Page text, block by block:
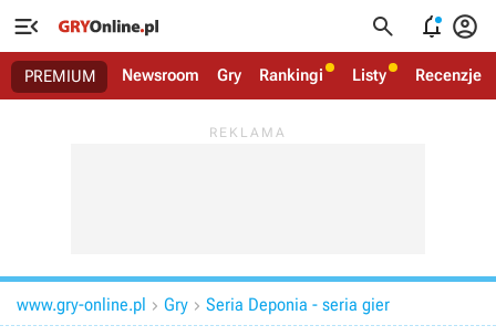
   
PREMIUM Newsroom Gry Rankingi Listy Recenzje
www.gry-online.pl  Gry  Seria Deponia - seria gier